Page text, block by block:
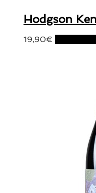
Hodgson
19,90€